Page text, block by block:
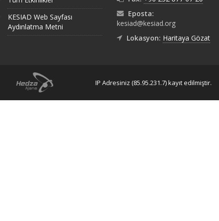
KESIAD Web Sayfası
Aydınlatma Metni
Eposta:
kesiad@kesiad.org
Lokasyon: Haritaya Gözat
IP Adresiniz (85.95.231.7) kayıt edilmiştir.